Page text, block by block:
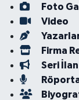
Foto
Video
Firma
Seri İlan